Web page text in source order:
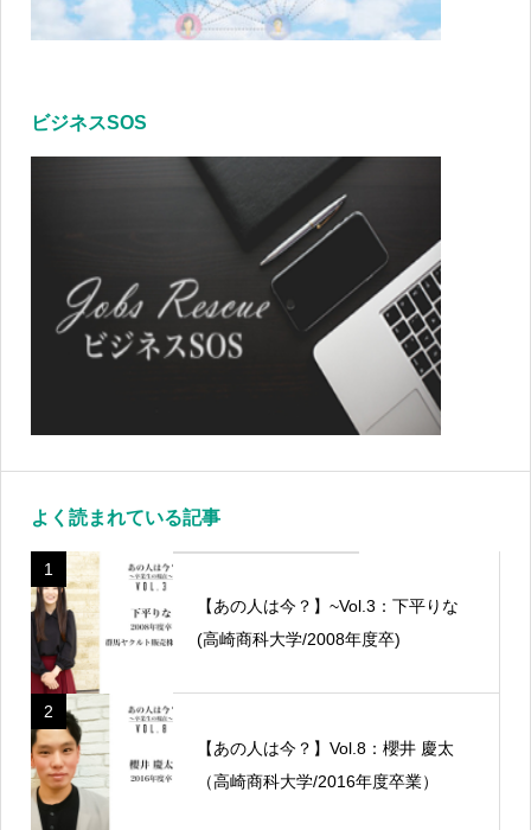
ビジネスSOS
よく読まれている記事
1
【あの人は今？】~Vol.3：下平りな
(高崎商科大学/2008年度卒)
2
【あの人は今？】Vol.8：櫻井 慶太
（高崎商科大学/2016年度卒業）